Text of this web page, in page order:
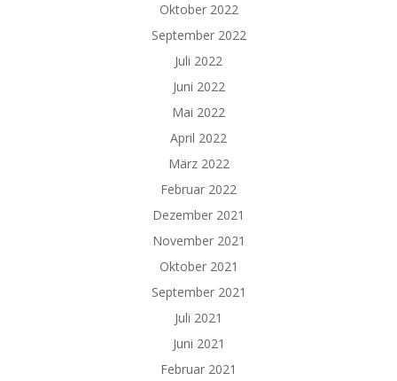
Oktober 2022
September 2022
Juli 2022
Juni 2022
Mai 2022
April 2022
März 2022
Februar 2022
Dezember 2021
November 2021
Oktober 2021
September 2021
Juli 2021
Juni 2021
Februar 2021